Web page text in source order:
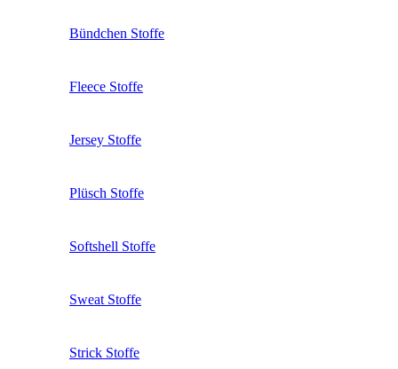
Bündchen Stoffe
Fleece Stoffe
Jersey Stoffe
Plüsch Stoffe
Softshell Stoffe
Sweat Stoffe
Strick Stoffe